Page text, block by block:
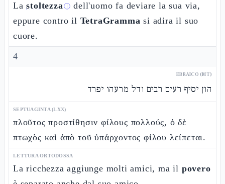
Lastoltezzaⓘ dell'uomo fa deviare la sua via,
eppure contro il TetraGramma si adira il suo
cuore.
4
EBRAICO (MT)
הון יסיף רעים רבים ודל מרעהו יפרד
SEPTUAGINTA (LXX)
πλοῦτος προστίθησιν φίλους πολλούς, ὁ δὲ
πτωχὸς καὶ ἀπὸ τοῦ ὑπάρχοντος φίλου λείπεται.
LETTURA ORTODOSSA
La ricchezza aggiunge molti amici, ma il povero